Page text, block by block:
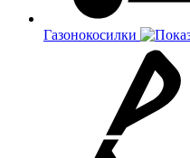
Газонокосилки